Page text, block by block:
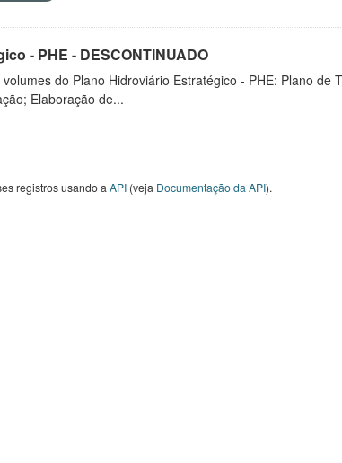
- PHE - DESCONTINUADO
do Plano Hidroviário Estratégico - PHE: Plano de
Elaboração de...
registros usando a API(veja Documentação da API).